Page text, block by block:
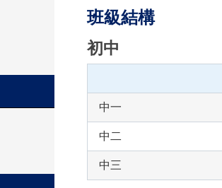
班級結構
初中
中一
中二
中三